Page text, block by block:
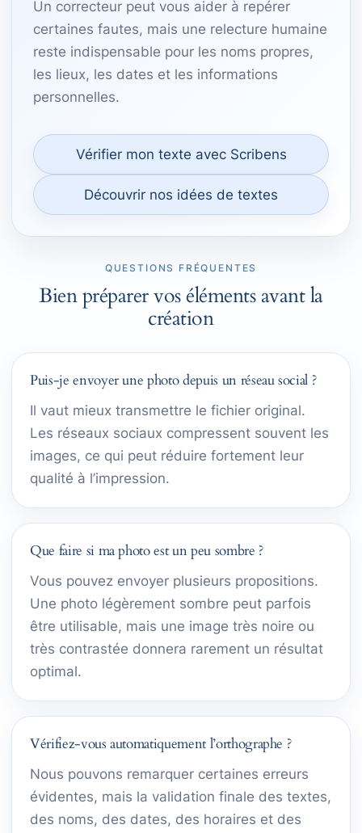
Un correcteur peut vous aider à repérer
certaines fautes, mais une relecture humaine
reste indispensable pour les noms propres,
les lieux, les dates et les informations
personnelles.
Vérifier mon texte avec Scribens
Découvrir nos idées de textes
QUESTIONS FRÉQUENTES
Bien préparer vos éléments avant la
création
Puis-je envoyer une photo depuis un réseau social ?
Il vaut mieux transmettre le fichier original.
Les réseaux sociaux compressent souvent les
images, ce qui peut réduire fortement leur
qualité à l’impression.
Que faire si ma photo est un peu sombre ?
Vous pouvez envoyer plusieurs propositions.
Une photo légèrement sombre peut parfois
être utilisable, mais une image très noire ou
très contrastée donnera rarement un résultat
optimal.
Vérifiez-vous automatiquement l’orthographe ?
Nous pouvons remarquer certaines erreurs
évidentes, mais la validation finale des textes,
des noms, des dates, des horaires et des